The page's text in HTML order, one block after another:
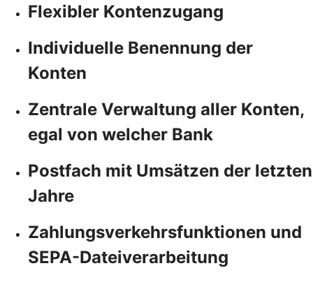
Flexibler Kontenzugang
Individuelle Benennung der
Konten
Zentrale Verwaltung aller Konten,
egal von welcher Bank
Postfach mit Umsätzen der letzten
Jahre
Zahlungsverkehrsfunktionen und
SEPA-Dateiverarbeitung